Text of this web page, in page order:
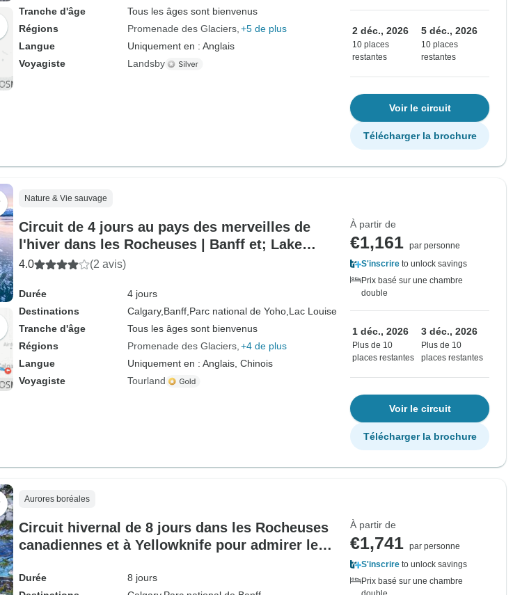
Tranche d'âge
Tous les âges sont bienvenus
Régions
Promenade des Glaciers +5 de plus
Langue
Uniquement en : Anglais
Voyagiste
Landsby
2 déc., 2026
10 places
restantes
5 déc., 2026
10 places
restantes
Voir le circuit
Télécharger la brochure
Nature & Vie sauvage
Circuit de 4 jours au pays des merveilles de
l'hiver dans les Rocheuses | Banff et; Lake
Louise et; Lake Minnewanka ou Bubble Lake |
4.0 (2 avis)
Durée
4 jours
Destinations
Calgary, Banff, Parc national de Yoho, Lac Louise
Tranche d'âge
Tous les âges sont bienvenus
Régions
Promenade des Glaciers +4 de plus
Langue
Uniquement en : Anglais, Chinois
Voyagiste
Tourland
À partir de
€1,161 par personne
S'inscrire to unlock savings
Prix basé sur une chambre
double
1 déc., 2026
Plus de 10
places restantes
3 déc., 2026
Plus de 10
places restantes
Voir le circuit
Télécharger la brochure
Aurores boréales
Circuit hivernal de 8 jours dans les Rocheuses
canadiennes et à Yellowknife pour admirer les
Banff, Lake Louise
Durée
8 jours
À partir de
€1,741 par personne
S'inscrire to unlock savings
Prix basé sur une chambre